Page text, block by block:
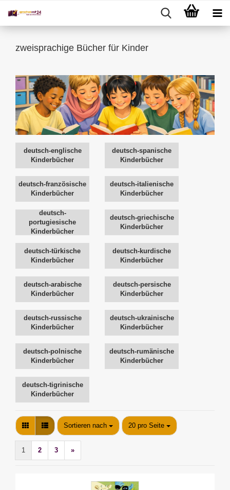
zweisprachige Bücher für Kinder
deutsch-englische
Kinderbücher
deutsch-spanische
Kinderbücher
deutsch-französische
Kinderbücher
deutsch-italienische
Kinderbücher
deutsch-
portugiesische
Kinderbücher
deutsch-griechische
Kinderbücher
deutsch-türkische
Kinderbücher
deutsch-kurdische
Kinderbücher
deutsch-arabische
Kinderbücher
deutsch-persische
Kinderbücher
deutsch-russische
Kinderbücher
deutsch-ukrainische
Kinderbücher
deutsch-polnische
Kinderbücher
deutsch-rumänische
Kinderbücher
deutsch-tigrinische
Kinderbücher
Sortieren nach
Sortieren nach 20 pro Seite
pro Seite
1 2 3 »